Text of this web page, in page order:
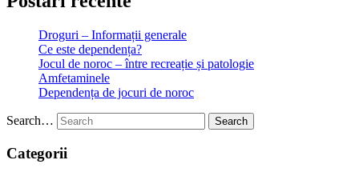
Droguri – Informații generale
Ce este dependența?
Jocul de noroc – între recreație și patologie
Amfetaminele
Dependența de jocuri de noroc
Search… Search
Categorii